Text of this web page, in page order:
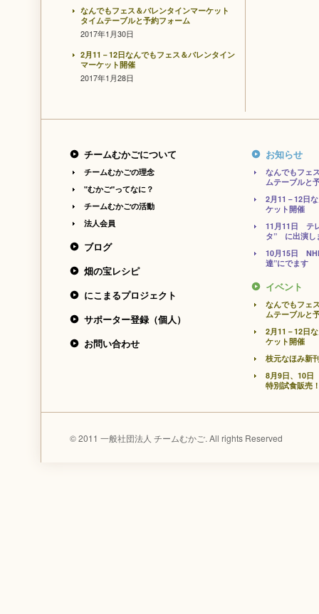
なんでもフェス＆バレンタインマーケット
タイムテーブルと予約フォーム
2017年1月30日
2月11－12日なんでもフェス＆バレンタイン
マーケット開催
2017年1月28日
チームむかごについて
チームむかごの理念
"むかご"ってなに？
チームむかごの活動
法人会員
ブログ
畑の宝レシピ
にこまるプロジェクト
サポーター登録（個人）
お問い合わせ
お知らせ
なんでもフェ
ムテーブルと
2月11－12日
ケット開催
11月11日 テ
タ” に出演し
10月15日
達”にでます
イベント
なんでもフェ
ムテーブルと
2月11－12日
ケット開催
枝元なほみ新
8月9日、10日
特別試食販売
© 2011 一般社団法人 チームむかご. All rights Reserved